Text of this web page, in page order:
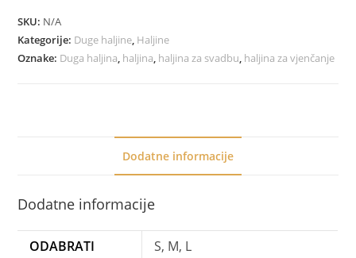
SKU: N/A
Kategorije: Duge haljine, Haljine
Oznake: Duga haljina, haljina, haljina za svadbu, haljina za vjenčanje
Dodatne informacije
Dodatne informacije
ODABRATI
S, M, L